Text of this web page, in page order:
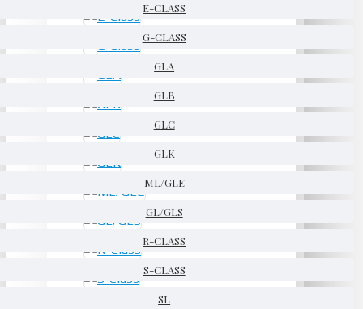
E-CLASS
G-CLASS
GLA
GLB
GLC
GLK
ML/GLE
GL/GLS
R-CLASS
S-CLASS
SL